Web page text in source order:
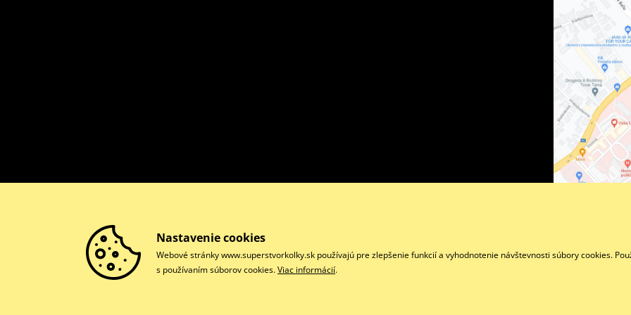
Nastavenie cookies
Webové stránky www.superstvorkolky.sk používajú pre zlepšenie funkcií a vyhodnotenie návštevnosti súbory cookies.
s používaním súborov cookies.Viac informácií.